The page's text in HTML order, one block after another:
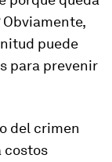
puede
para prevenir
del crimen
costos